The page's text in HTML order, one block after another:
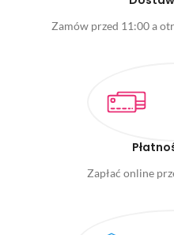
Zamów przed 11:00 a
Zapłać online